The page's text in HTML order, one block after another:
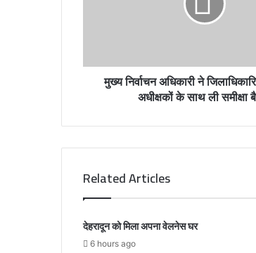
r
मुख्य निर्वाचन अधिकारी ने
अधीक्षकों के साथ ली समीक्षा
Related Articles
देहरादून को मिला अपना वेलनेस घर
6 hours ago